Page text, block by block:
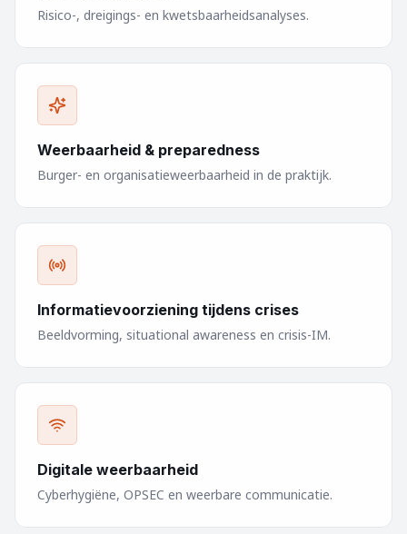
Risico-, dreigings- en kwetsbaarheidsanalyses.
Weerbaarheid & preparedness
Burger- en organisatieweerbaarheid in de praktijk.
Informatievoorziening tijdens crises
Beeldvorming, situational awareness en crisis-IM.
Digitale weerbaarheid
Cyberhygiëne, OPSEC en weerbare communicatie.